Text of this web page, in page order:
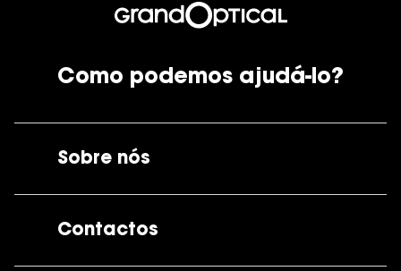
Como podemos ajudá-lo?
Sobre nós
Contactos